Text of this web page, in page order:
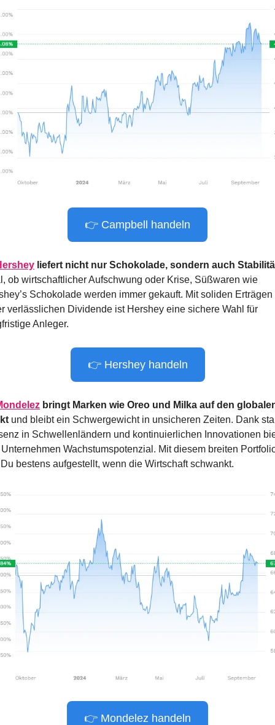
👉 Campbell handeln
liefert nicht nur Schokolade, sondern auch
ob wirtschaftlicher Aufschwung oder Krise, Süßwaren wie
Schokolade werden immer gekauft. Mit soliden Erträgen
verlässlichen Dividende ist Hershey eine sichere Wahl für
Anleger.
👉 Hershey handeln
bringt Marken wie Oreo und Milka auf den
und bleibt ein Schwergewicht in unsicheren Zeiten. Dank
in Schwellenländern und kontinuierlichen Innovationen
Wachstumspotenzial. Mit diesem breiten
bestens aufgestellt, wenn die Wirtschaft schwankt.
👉 Mondelez handeln